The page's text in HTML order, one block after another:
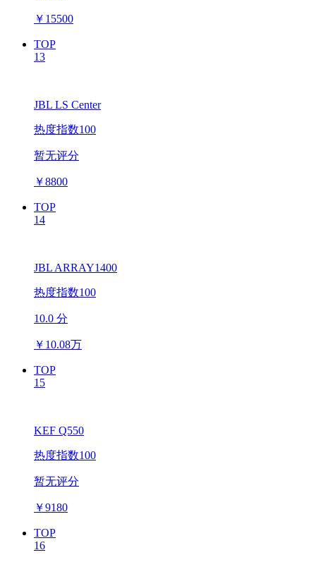
￥ 15500
TOP
13
JBL LS Center
热度指数100
暂无评分
￥8800
TOP
14
JBL ARRAY1400
热度指数100
10.0 分
￥ 10.08万
TOP
15
KEF Q550
热度指数100
暂无评分
￥9180
TOP
16